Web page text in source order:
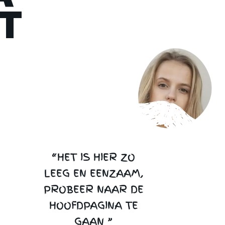
“HET IS HIER ZO
LEEG EN EENZAAM,
PROBEER NAAR DE
HOOFDPAGINA TE
GAAN ”